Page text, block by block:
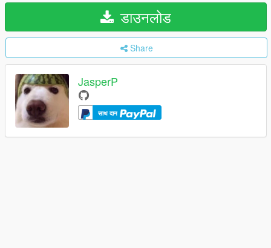
डाउनलोड
Share
JasperP
साथ दान